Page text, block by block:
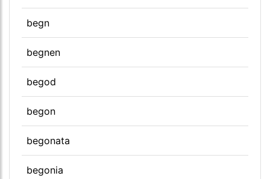
begn
begnen
begod
begon
begonata
begonia